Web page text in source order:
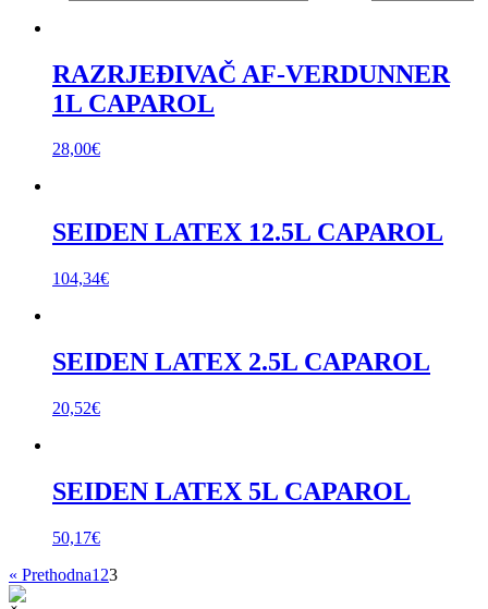
RAZRJEĐIVAČ AF-VERDUNNER
1L CAPAROL
28,00€
SEIDEN LATEX 12.5L CAPAROL
104,34€
SEIDEN LATEX 2.5L CAPAROL
20,52€
SEIDEN LATEX 5L CAPAROL
50,17€
« Prethodna1 23